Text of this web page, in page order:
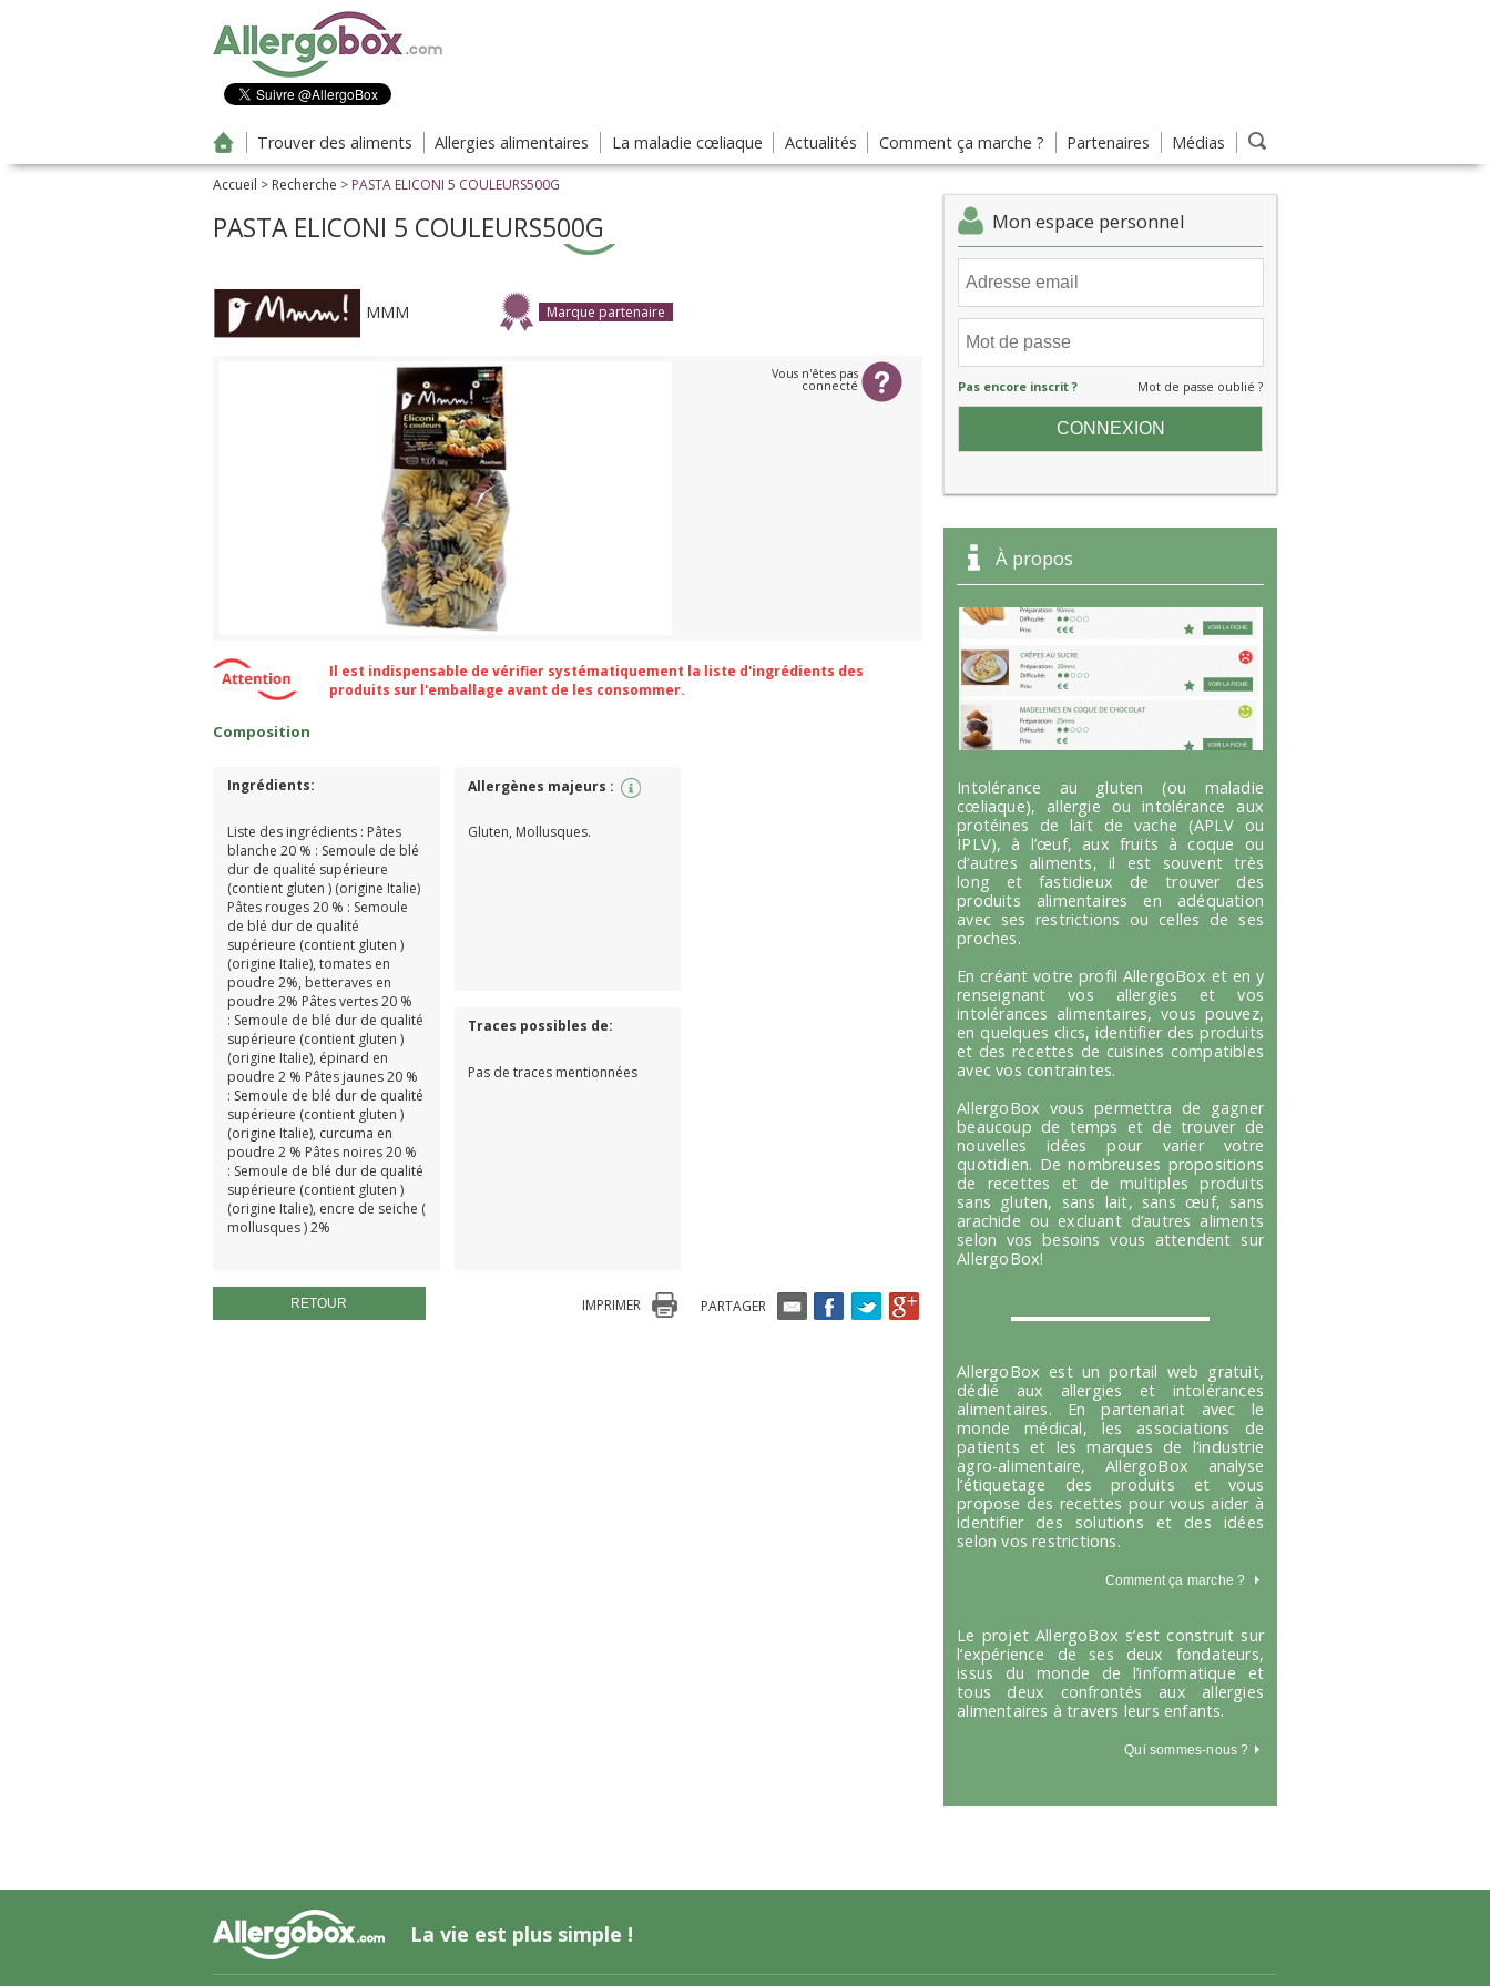
Trouver des aliments Allergies alimentaires La maladie cœliaque Actualités Comment ça marche ? Partenaires Médias
Accueil > Recherche > PASTA ELICONI 5 COULEURS500G
Mon espace personnel
Pas encore inscrit ? Mot de passe oublié ?
À propos
Intolérance au gluten (ou maladie
cœliaque), allergie ou intolérance aux
protéines de lait de vache (APLV ou
IPLV), à l’œuf, aux fruits à coque ou
d’autres aliments, il est souvent très
long et fastidieux de trouver des
produits alimentaires en adéquation
avec ses restrictions ou celles de ses
proches.
En créant votre profil AllergoBox et en y
renseignant vos allergies et vos
intolérances alimentaires, vous pouvez,
en quelques clics, identifier des produits
et des recettes de cuisines compatibles
avec vos contraintes.
AllergoBox vous permettra de gagner
beaucoup de temps et de trouver de
nouvelles idées pour varier votre
quotidien. De nombreuses propositions
de recettes et de multiples produits
sans gluten, sans lait, sans œuf, sans
arachide ou excluant d’autres aliments
selon vos besoins vous attendent sur
AllergoBox!
AllergoBox est un portail web gratuit,
dédié aux allergies et intolérances
alimentaires. En partenariat avec le
monde médical, les associations de
patients et les marques de l’industrie
agro-alimentaire, AllergoBox analyse
l’étiquetage des produits et vous
propose des recettes pour vous aider à
identifier des solutions et des idées
selon vos restrictions.
Comment ça marche ?
Le projet AllergoBox s’est construit sur
l’expérience de ses deux fondateurs,
issus du monde de l’informatique et
tous deux confrontés aux allergies
alimentaires à travers leurs enfants.
Qui sommes-nous ?
PASTA ELICONI 5 COULEURS500G
MMM Marque partenaire
Vous n'êtes pas
connecté
Il est indispensable de vérifier systématiquement la liste d'ingrédients des
produits sur l'emballage avant de les consommer.
Composition
Ingrédients:
Liste des ingrédients : Pâtes
blanche 20 % : Semoule de blé
dur de qualité supérieure
(contient gluten ) (origine Italie)
Pâtes rouges 20 % : Semoule
de blé dur de qualité
supérieure (contient gluten )
(origine Italie), tomates en
poudre 2%, betteraves en
poudre 2% Pâtes vertes 20 %
: Semoule de blé dur de qualité
supérieure (contient gluten )
(origine Italie), épinard en
poudre 2 % Pâtes jaunes 20 %
: Semoule de blé dur de qualité
supérieure (contient gluten )
(origine Italie), curcuma en
poudre 2 % Pâtes noires 20 %
: Semoule de blé dur de qualité
supérieure (contient gluten )
(origine Italie), encre de seiche (
mollusques ) 2%
Allergènes majeurs :
Gluten, Mollusques.
Traces possibles de:
Pas de traces mentionnées
RETOUR PARTAGER
IMPRIMER
La vie est plus simple !